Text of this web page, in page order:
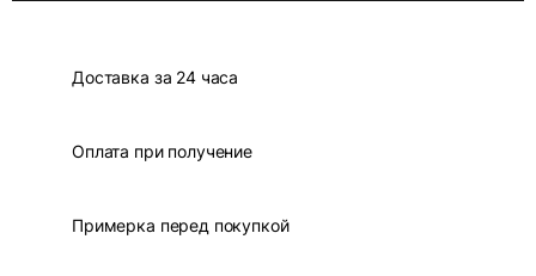
Доставка за 24 часа
Оплата при получение
Примерка перед покупкой